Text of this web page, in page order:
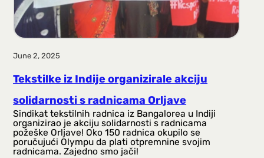
June 2, 2025
Tekstilke iz Indije organizirale akciju
solidarnosti s radnicama Orljave
Sindikat tekstilnih radnica iz Bangalorea u Indiji
organizirao je akciju solidarnosti s radnicama
požeške Orljave! Oko 150 radnica okupilo se
poručujući Olympu da plati otpremnine svojim
radnicama. Zajedno smo jači!